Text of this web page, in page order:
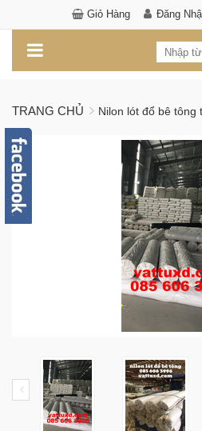
Giỏ Hàng Đăng
TRANG CHỦ Nilon lót đổ bê tông